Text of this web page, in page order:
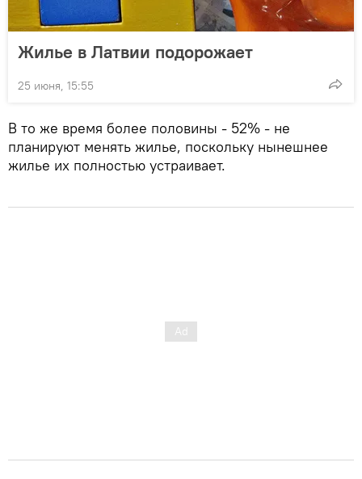
Жилье в Латвии подорожает
25 июня, 15:55
В то же время более половины - 52% - не
планируют менять жилье, поскольку нынешнее
жилье их полностью устраивает.